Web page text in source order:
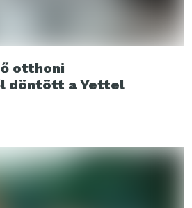
otthoni
döntött a Yettel